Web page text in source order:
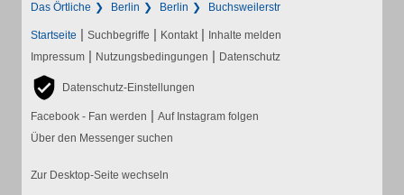
Das Örtliche Berlin Berlin Buchsweilerstr
Startseite | Suchbegriffe | Kontakt | Inhalte melden
Impressum | Nutzungsbedingungen | Datenschutz
Datenschutz-Einstellungen
Facebook - Fan werden | Auf Instagram folgen
Über den Messenger suchen
Zur Desktop-Seite wechseln